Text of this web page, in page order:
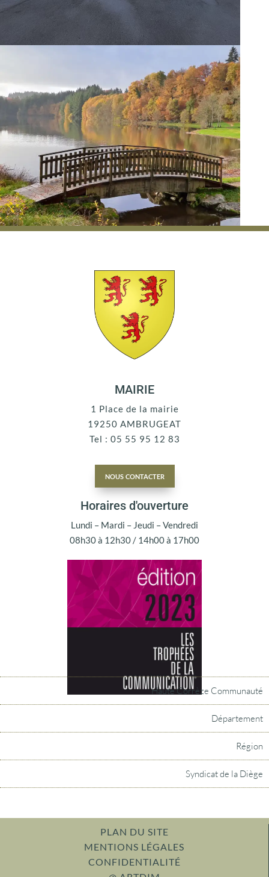
MAIRIE
1 Place de la mairie
19250 AMBRUGEAT
Tel : 05 55 95 12 83
nous contacter
Horaires d'ouverture
Lundi – Mardi – Jeudi – Vendredi
08h30 à 12h30 / 14h00 à 17h00
Haute Corrèze Communauté
Département
Région
Syndicat de la Diège
PLAN DU SITE
MENTIONS LÉGALES
CONFIDENTIALITÉ